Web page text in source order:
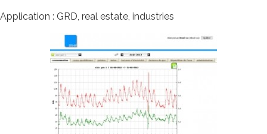
Application : GRD, real estate, industries